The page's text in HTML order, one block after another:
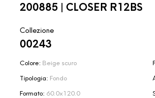
200885 | CLOSER R12BS
Collezione
00243
Colore: Beige scuro
Tipologia: Fondo
Formato: 60.0x120.0